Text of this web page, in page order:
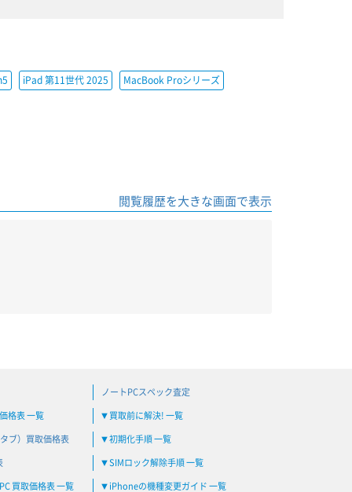
iPad 第11世代 2025 MacBook Proシリーズ
閲覧履歴を大きな画面で表示
格表 一覧
ブ）買取価格表
買取価格表 一覧
ノートPCスペック査定
▼ 買取前に解決! 一覧
▼ 初期化手順 一覧
▼ SIMロック解除手順 一覧
▼ iPhoneの機種変更ガイド 一覧